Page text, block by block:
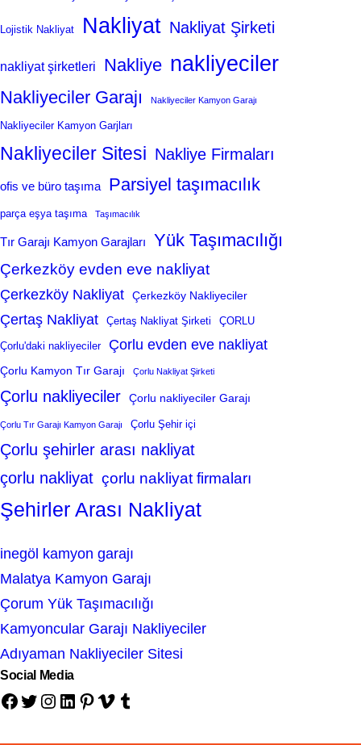
Lojistik Nakliyat Nakliyat Nakliyat Şirketi
nakliyat şirketleri Nakliye nakliyeciler
Nakliyeciler Garajı Nakliyeciler Kamyon Garajı
Nakliyeciler Kamyon Garjları
Nakliyeciler Sitesi Nakliye Firmaları
ofis ve büro taşıma Parsiyel taşımacılık
parça eşya taşıma Taşımacılık
Tır Garajı Kamyon Garajları Yük Taşımacılığı
Çerkezköy evden eve nakliyat
Çerkezköy Nakliyat Çerkezköy Nakliyeciler
Çertaş Nakliyat Çertaş Nakliyat Şirketi ÇORLU
Çorlu'daki nakliyeciler Çorlu evden eve nakliyat
Çorlu Kamyon Tır Garajı Çorlu Nakliyat Şirketi
Çorlu nakliyeciler Çorlu nakliyeciler Garajı
Çorlu Tır Garajı Kamyon Garajı Çorlu Şehir içi
Çorlu şehirler arası nakliyat
çorlu nakliyat çorlu nakliyat firmaları
Şehirler Arası Nakliyat
inegöl kamyon garajı
Malatya Kamyon Garajı
Çorum Yük Taşımacılığı
Kamyoncular Garajı Nakliyeciler
Adıyaman Nakliyeciler Sitesi
Social Media
Facebook Twitter Instagram LinkedIn Pinterest Vimeo Tumblr